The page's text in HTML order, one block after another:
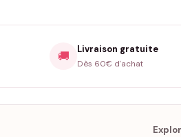
🚚 Livraison gratuite
Dès 60€ d'achat